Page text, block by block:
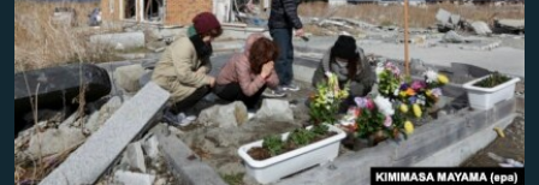
Все сайты Радио Азатутюн